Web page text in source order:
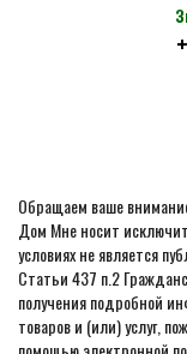
Обращаем ваше
Дом Мне носит
условиях не является
Статьи 437 п.2
получения подробной
товаров и (или) услуг,